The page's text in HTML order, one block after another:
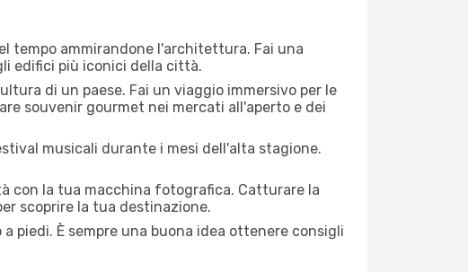
tempo ammirandone l'architettura. Fai una
edifici più iconici della città.
di un paese. Fai un viaggio immersivo per le
souvenir gourmet nei mercati all'aperto e dei
musicali durante i mesi dell'alta stagione.
con la tua macchina fotografica. Catturare la
scoprire la tua destinazione.
piedi. È sempre una buona idea ottenere consigli